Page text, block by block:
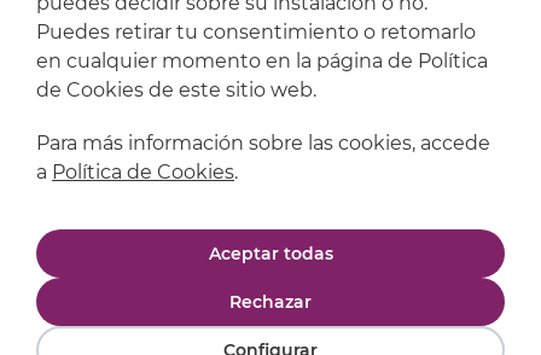
Política de privacidad
Puedes retirar tu consentimiento o retomarlo
en cualquier momento en la página de Política
de Cookies de este sitio web.
Para más información sobre las cookies, accede
a Política de Cookies.
Aceptar todas
Rechazar
Configurar